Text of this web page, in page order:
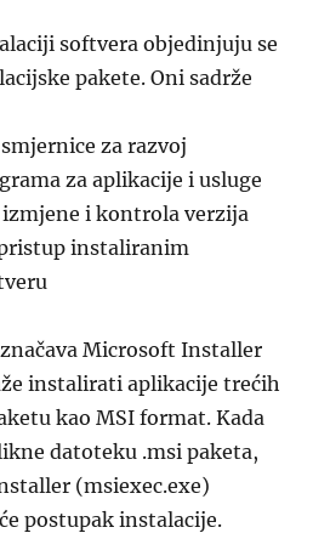
softvera objedinjuju se
pakete. Oni sadrže
za razvoj
za aplikacije i usluge
i kontrola verzija
instaliranim
Microsoft Installer
instalirati aplikacije trećih
kao MSI format. Kada
datoteku .msi paketa,
(msiexec.exe)
postupak instalacije.